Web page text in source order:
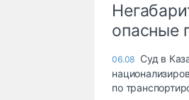
опасные
06.08 Суд в
по